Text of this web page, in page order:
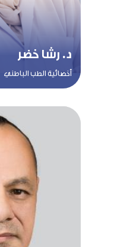
د. رشا خضر
أخصائية الطب الباطني